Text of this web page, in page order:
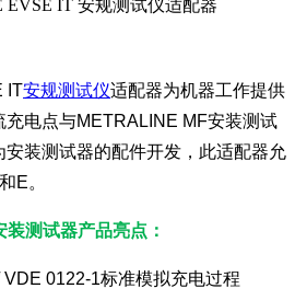
IT安规测试仪适配器为机器工作提供
充电点与METRALINE MF安装测试
装测试器的配件开发，此适配器允
E。
测试器产品亮点：
0122-1标准模拟充电过程